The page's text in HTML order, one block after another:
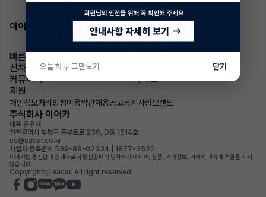
이어카 앱 다운로드
빠른승계
신차즉시출고
커뮤니티
가격표
제원
개인정보처리방침이용약관채용공고공지사항브랜드
주식회사 이어카
대표 유우재
인천광역시 부평구 주부토로 236, D동 1514호
cs@eacar.co.kr
사업자 등록번호 539-88-02334 | 1877-2520
이어카는 통신판매 중개자로서 통신판매의 당사자가 아니며, 상품, 거래정보, 거래에 대하여 책임을 지지
않습니다.
Copyrightⓒ eacar. All right reserved.
오늘 하루 그만보기 닫기